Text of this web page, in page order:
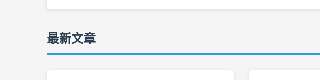
最新文章